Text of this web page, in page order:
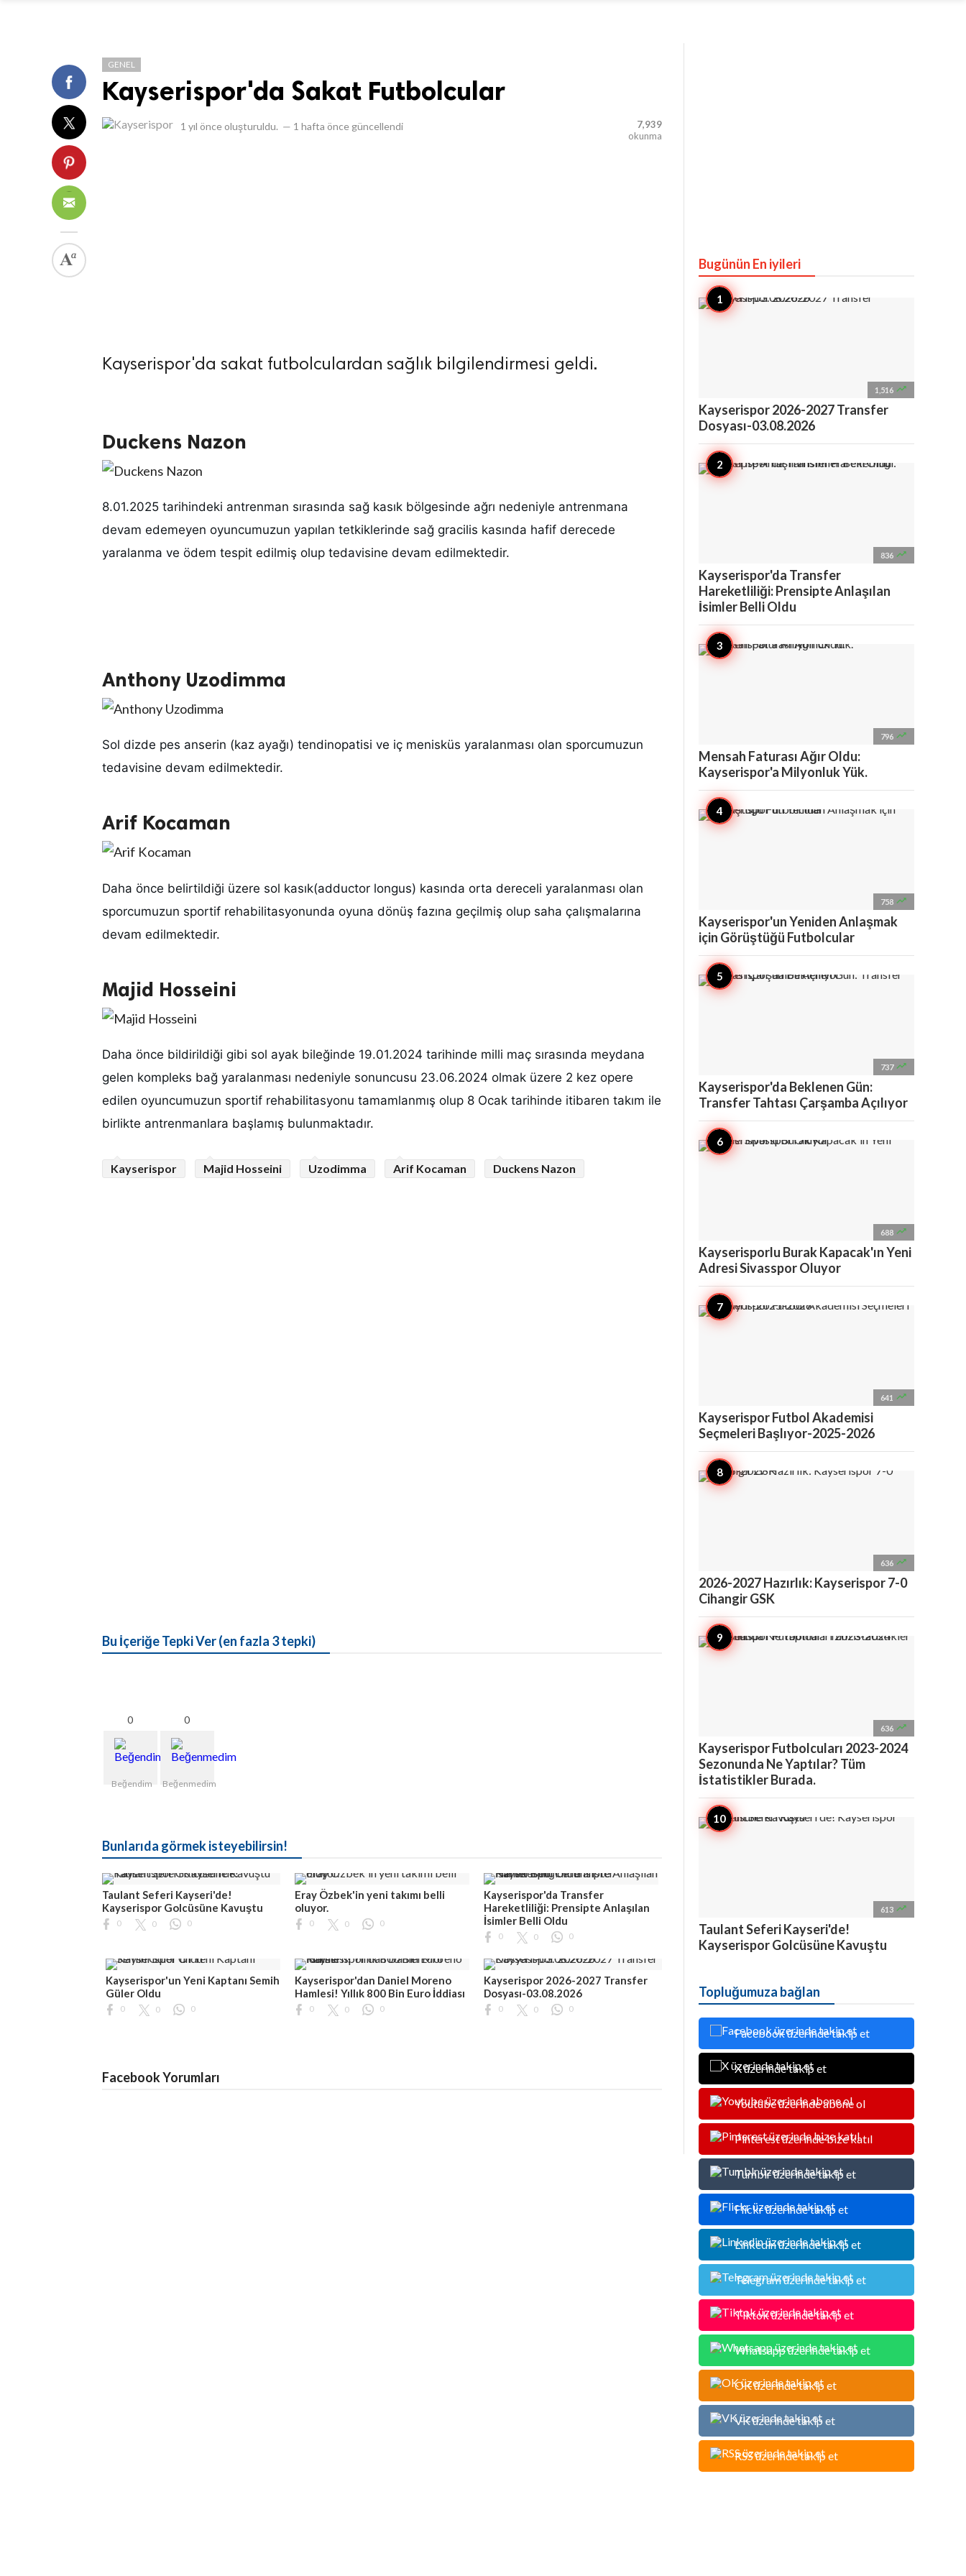
GENEL
Kayserispor'da Sakat Futbolcular
1 yıl önce oluşturuldu. — 1 hafta önce güncellendi
7,939
okunma
Kayserispor'da sakat futbolculardan sağlık bilgilendirmesi geldi.
Duckens Nazon
8.01.2025 tarihindeki antrenman sırasında sağ kasık bölgesinde ağrı nedeniyle antrenmana
devam edemeyen oyuncumuzun yapılan tetkiklerinde sağ gracilis kasında hafif derecede
yaralanma ve ödem tespit edilmiş olup tedavisine devam edilmektedir.
Anthony Uzodimma
Sol dizde pes anserin (kaz ayağı) tendinopatisi ve iç menisküs yaralanması olan sporcumuzun
tedavisine devam edilmektedir.
Arif Kocaman
Daha önce belirtildiği üzere sol kasık(adductor longus) kasında orta dereceli yaralanması olan
sporcumuzun sportif rehabilitasyonunda oyuna dönüş fazına geçilmiş olup saha çalışmalarına
devam edilmektedir.
Majid Hosseini
Daha önce bildirildiği gibi sol ayak bileğinde 19.01.2024 tarihinde milli maç sırasında meydana
gelen kompleks bağ yaralanması nedeniyle sonuncusu 23.06.2024 olmak üzere 2 kez opere
edilen oyuncumuzun sportif rehabilitasyonu tamamlanmış olup 8 Ocak tarihinde itibaren takım ile
birlikte antrenmanlara başlamış bulunmaktadır.
Kayserispor Majid Hosseini Uzodimma Arif Kocaman Duckens Nazon
Bu İçeriğe Tepki Ver (en fazla 3 tepki)
0
Beğendim
0
Beğenmedim
Bunlarıda görmek isteyebilirsin!
Taulant Seferi Kayseri'de!
Kayserispor Golcüsüne Kavuştu
0 0 0
Eray Özbek'in yeni takımı belli
oluyor.
0 0 0
Kayserispor'da Transfer
Hareketliliği: Prensipte Anlaşılan
İsimler Belli Oldu
0 0 0
Kayserispor'un Yeni Kaptanı Semih
Güler Oldu
0 0 0
Kayserispor'dan Daniel Moreno
Hamlesi! Yıllık 800 Bin Euro İddiası
0 0 0
Kayserispor 2026-2027 Transfer
Dosyası-03.08.2026
0 0 0
Facebook Yorumları
Bugünün En iyileri
1,516 
Kayserispor 2026-2027 Transfer
Dosyası-03.08.2026
836 
Kayserispor'da Transfer
Hareketliliği: Prensipte Anlaşılan
İsimler Belli Oldu
796 
Mensah Faturası Ağır Oldu:
Kayserispor'a Milyonluk Yük.
758 
Kayserispor'un Yeniden Anlaşmak
için Görüştüğü Futbolcular
737 
Kayserispor'da Beklenen Gün:
Transfer Tahtası Çarşamba Açılıyor
688 
Kayserisporlu Burak Kapacak'ın Yeni
Adresi Sivasspor Oluyor
641 
Kayserispor Futbol Akademisi
Seçmeleri Başlıyor-2025-2026
636 
2026-2027 Hazırlık: Kayserispor 7-0
Cihangir GSK
636 
Kayserispor Futbolcuları 2023-2024
Sezonunda Ne Yaptılar? Tüm
İstatistikler Burada.
613 
Taulant Seferi Kayseri'de!
Kayserispor Golcüsüne Kavuştu
Topluğumuza bağlan
Facebook üzerinde takip et
X üzerinde takip et
Youtube üzerinde abone ol
Pinterest üzerinde bize katıl
Tumblr üzerinde takip et
Flickr üzerinde takip et
Linkedin üzerinde takip et
Telegram üzerinde takip et
Tiktok üzerinde takip et
Whatsapp üzerinde takip et
OK üzerinde takip et
VK üzerinde takip et
RSS üzerinde takip et